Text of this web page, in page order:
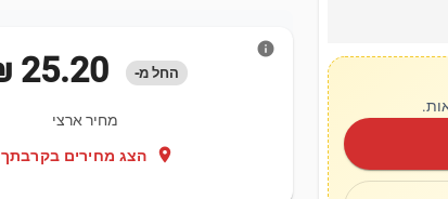
החל מ- ‏25.20 ‏₪
מחיר ארצי
location_on הצג מחירים בקרבתך
info